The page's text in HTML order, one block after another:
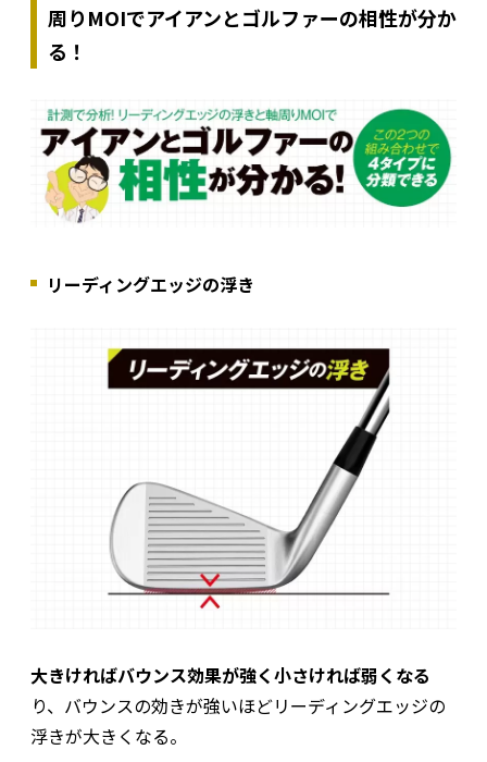
周りMOIでアイアンとゴルファーの相性が分か
る！
リーディングエッジの浮き
大きければバウンス効果が強く小さければ弱くなる
り、バウンスの効きが強いほどリーディングエッジの
浮きが大きくなる。